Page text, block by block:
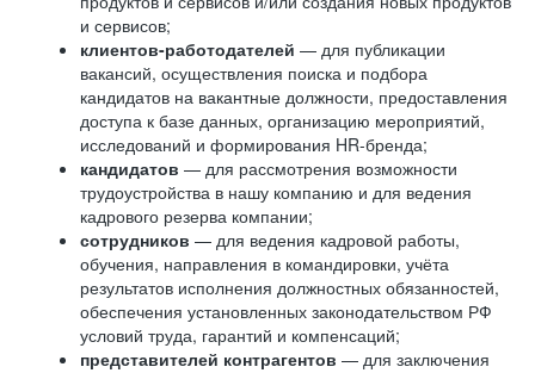
и сервисов;
клиентов-работодателей — для публикации
вакансий, осуществления поиска и подбора
кандидатов на вакантные должности, предоставления
доступа к базе данных, организацию мероприятий,
исследований и формирования HR-бренда;
кандидатов — для рассмотрения возможности
трудоустройства в нашу компанию и для ведения
кадрового резерва компании;
сотрудников — для ведения кадровой работы,
обучения, направления в командировки, учёта
результатов исполнения должностных обязанностей,
обеспечения установленных законодательством РФ
условий труда, гарантий и компенсаций;
представителей контрагентов — для заключения